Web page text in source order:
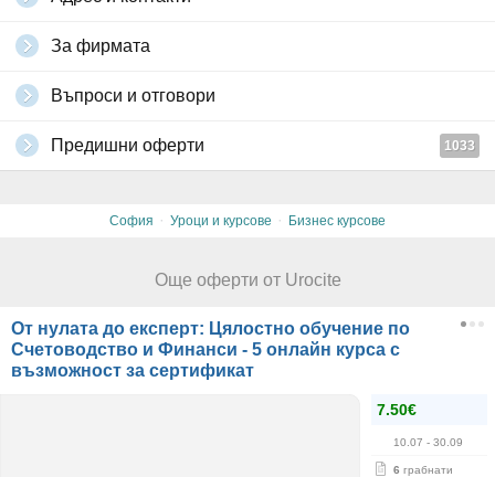
За фирмата
Въпроси и отговори
Предишни оферти 1033
София · Уроци и курсове · Бизнес курсове
Още оферти от Urocite
От нулата до експерт: Цялостно обучение по
Счетоводство и Финанси - 5 онлайн курса с
възможност за сертификат
7.50€
10.07 - 30.09
6 грабнати